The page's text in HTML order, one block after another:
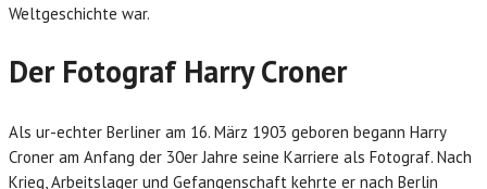
Weltgeschichte war.
Der Fotograf Harry Croner
Als ur-echter Berliner am 16. März 1903 geboren begann Harry
Croner am Anfang der 30er Jahre seine Karriere als Fotograf. Nach
Krieg, Arbeitslager und Gefangenschaft kehrte er nach Berlin